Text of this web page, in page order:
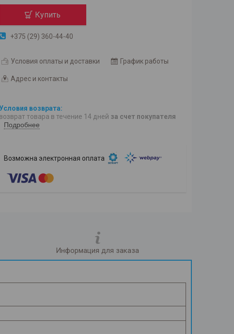
Купить
+375 (29) 360-44-40
Условия оплаты и доставки График работы
Адрес и контакты
возврат товара в течение 14 дней за счет покупателя
Подробнее
Информация для заказа